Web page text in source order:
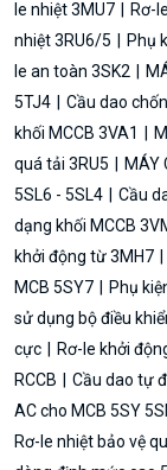
le nhiệt 3MU7
Rơ-
nhiệt 3RU6/5
Phụ
le an toàn 3SK2
5TJ4
Cầu dao
khối MCCB 3VA1
quá tải 3RU5
MÁY
5SL6 - 5SL4
Cầu
dạng khối MCCB
khởi động từ 3MH7
MCB 5SY7
Phụ
sử dụng bộ điều
cực
Rơ-le khởi
RCCB
Cầu dao tự
AC cho MCB 5SY
Rơ-le nhiệt bảo vệ